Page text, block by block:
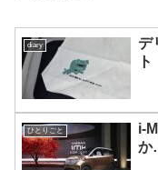
diary
デ
ト
ひとりごと
i-
か